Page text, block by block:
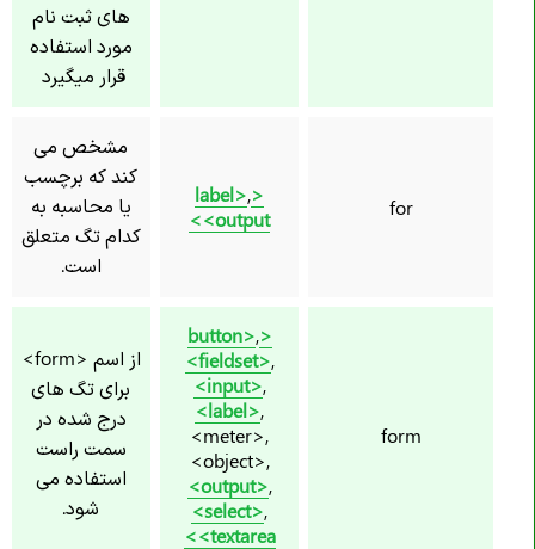
های ثبت نام
مورد استفاده
قرار میگیرد
for
<label>
,
<output>
مشخص می
کند که برچسب
یا محاسبه به
کدام تگ متعلق
است.
form
<button>
,
<fieldset>,
<input>,
<label>,
<meter>,
<object>,
<output>,
<select>,
<textarea>
از اسم <form>
برای تگ های
درج شده در
سمت راست
استفاده می
شود.